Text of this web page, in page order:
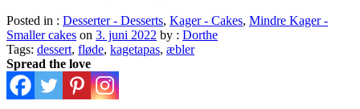
Posted in : Desserter - Desserts, Kager - Cakes, Mindre Kager -
Smaller cakes on 3. juni 2022 by : Dorthe
Tags: dessert, fløde, kagetapas, æbler
Spread the love